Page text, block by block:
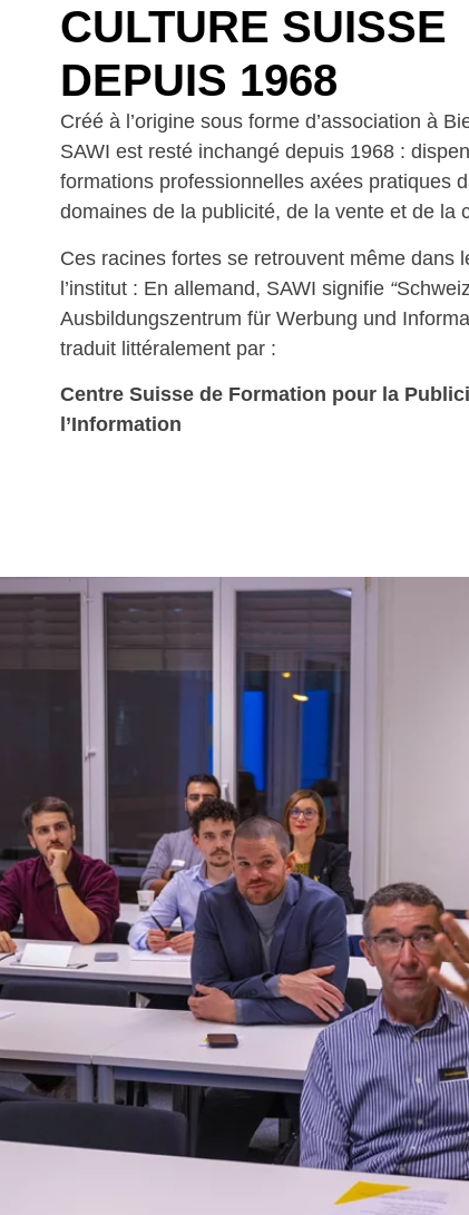
CULTURE SUISSE
DEPUIS 1968
Créé à l’origine sous forme d’association à
SAWI est resté inchangé depuis 1968 :
formations professionnelles axées pratiques
domaines de la publicité, de la vente et de la
Ces racines fortes se retrouvent même dans
l’institut : En allemand, SAWI signifie“
Ausbildungszentrum für Werbung und
traduit littéralement par :
Centre Suisse de Formation pour la
l’Information